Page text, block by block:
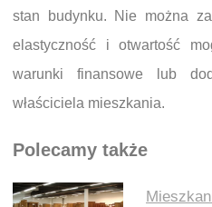
stan budynku. Nie można
elastyczność i otwartość
warunki finansowe lub
właściciela mieszkania.
Polecamy także